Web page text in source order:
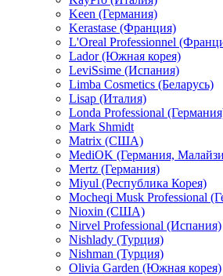
Keen (Германия)
Kerastase (Франция)
L'Oreal Professionnel
Lador (Южная корея)
LeviSsime (Испания)
Limba Cosmetics (Беларусь)
Lisap (Италия)
Londa Professional
Mark Shmidt
Matrix (США)
MediOK (Германия,
Mertz (Германия)
Miyul (Республика Корея)
Mocheqi Musk Professional
Nioxin (США)
Nirvel Professional (Испания)
Nishlady (Турция)
Nishman (Турция)
Olivia Garden (Южная корея)